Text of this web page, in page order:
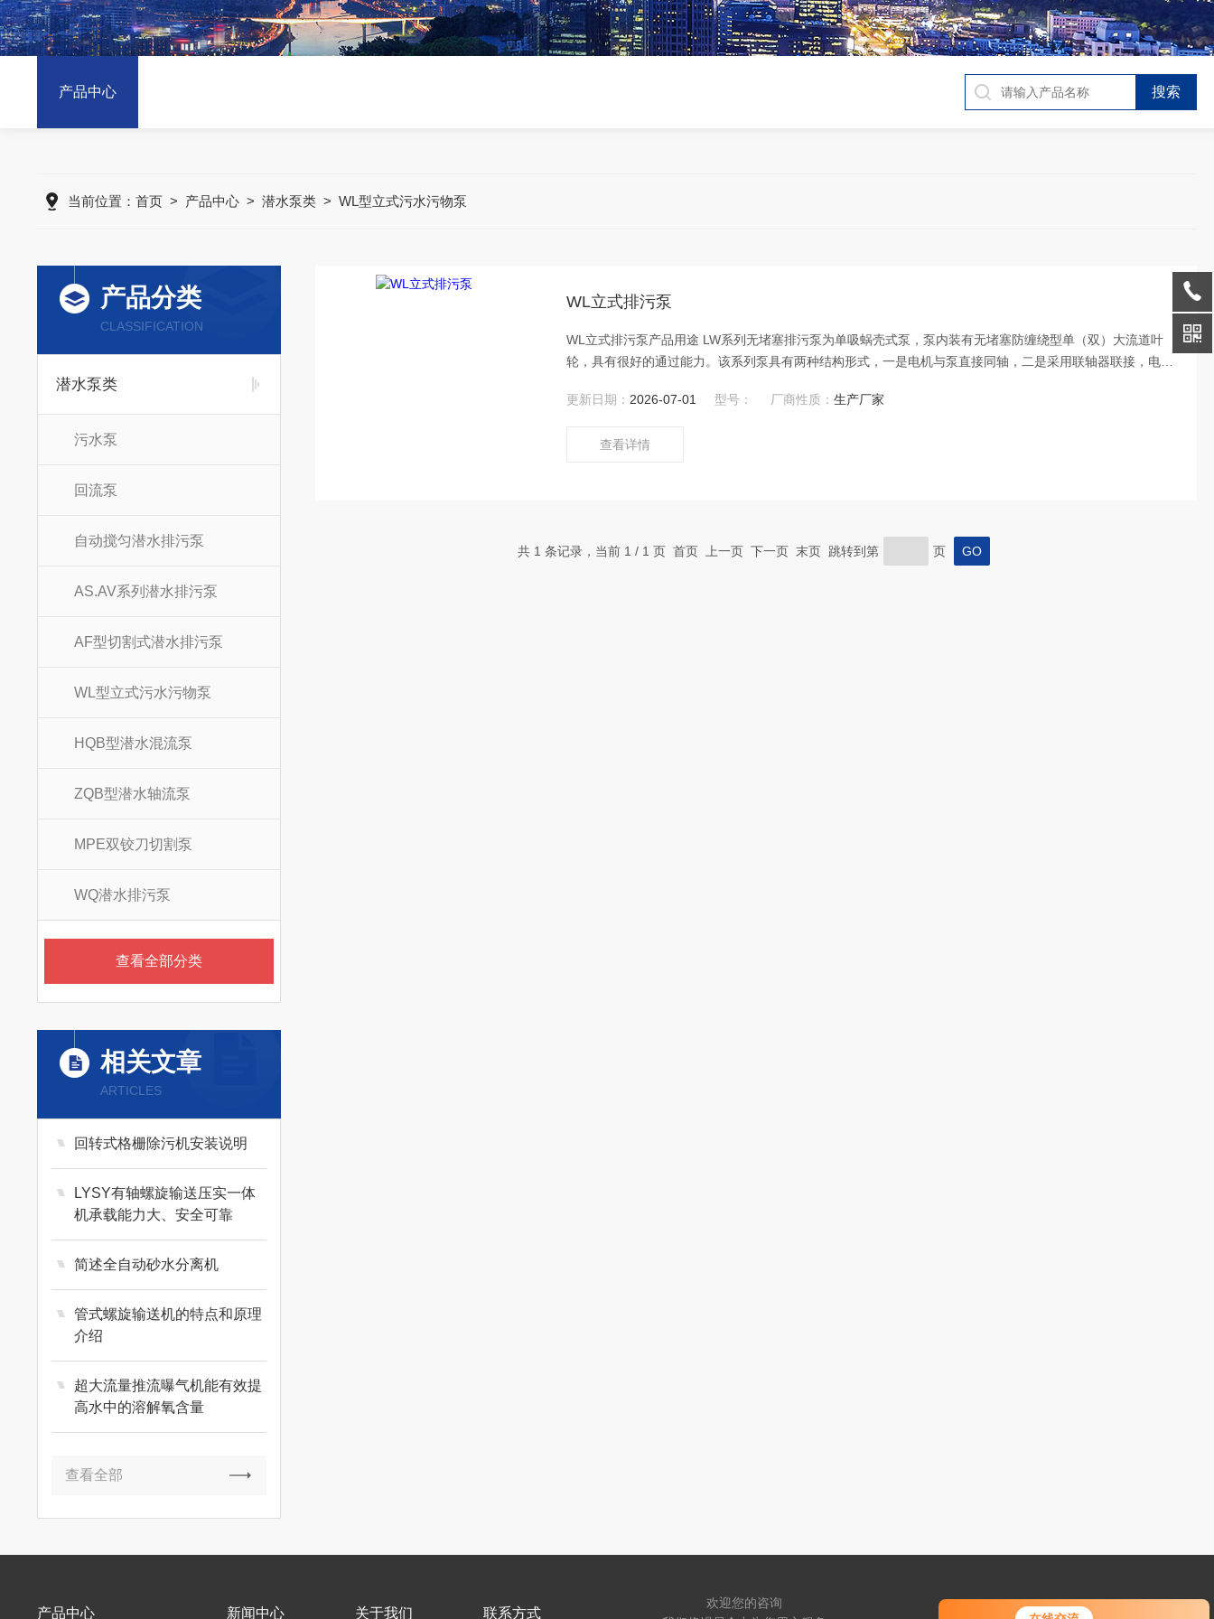
产品中心
当前位置： 首页> 产品中心> 潜水泵类> WL型立式污水污物泵
产品分类
CLASSIFICATION
潜水泵类
污水泵
回流泵
自动搅匀潜水排污泵
AS.AV系列潜水排污泵
AF型切割式潜水排污泵
WL型立式污水污物泵
HQB型潜水混流泵
ZQB型潜水轴流泵
MPE双铰刀切割泵
WQ潜水排污泵
查看全部分类
相关文章
ARTICLES
回转式格栅除污机安装说明
LYSY有轴螺旋输送压实一体
机承载能力大、安全可靠
简述全自动砂水分离机
管式螺旋输送机的特点和原理
介绍
超大流量推流曝气机能有效提
高水中的溶解氧含量
查看全部
WL立式排污泵
WL立式排污泵产品用途 LW系列无堵塞排污泵为单吸蜗壳式泵，泵内装有无堵塞防缠绕型单（双）大流道叶
轮，具有很好的通过能力。该系列泵具有两种结构形式，一是电机与泵直接同轴，二是采用联轴器联接，电机
更新日期： 2026-07-01 型号： 厂商性质：生产厂家
查看详情
共 1 条记录，当前 1 / 1 页 首页 上一页 下一页 末页 跳转到第 页
产品中心 新闻中心 关于我们 联系方式
欢迎您的咨询